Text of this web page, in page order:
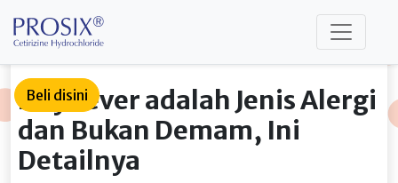
Beli disini
Hay Fever adalah Jenis Alergi
dan Bukan Demam, Ini
Detailnya